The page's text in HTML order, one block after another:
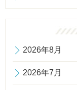
2026年8月
2026年7月